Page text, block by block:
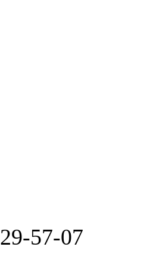
57-07